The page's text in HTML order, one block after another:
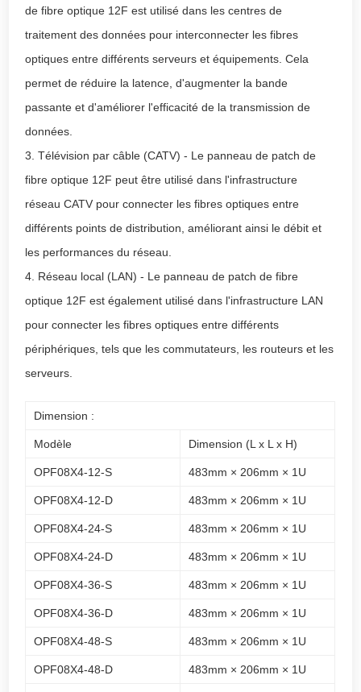
de fibre optique 12F est utilisé dans les centres de
traitement des données pour interconnecter les fibres
optiques entre différents serveurs et équipements. Cela
permet de réduire la latence, d'augmenter la bande
passante et d'améliorer l'efficacité de la transmission de
données.
3. Télévision par câble (CATV) - Le panneau de patch de
fibre optique 12F peut être utilisé dans l'infrastructure
réseau CATV pour connecter les fibres optiques entre
différents points de distribution, améliorant ainsi le débit et
les performances du réseau.
4. Réseau local (LAN) - Le panneau de patch de fibre
optique 12F est également utilisé dans l'infrastructure LAN
pour connecter les fibres optiques entre différents
périphériques, tels que les commutateurs, les routeurs et les
serveurs.
Dimension :
Modèle Dimension (L x L x H)
OPF08X4-12-S 483mm × 206mm × 1U
OPF08X4-12-D 483mm × 206mm × 1U
OPF08X4-24-S 483mm × 206mm × 1U
OPF08X4-24-D 483mm × 206mm × 1U
OPF08X4-36-S 483mm × 206mm × 1U
OPF08X4-36-D 483mm × 206mm × 1U
OPF08X4-48-S 483mm × 206mm × 1U
OPF08X4-48-D 483mm × 206mm × 1U